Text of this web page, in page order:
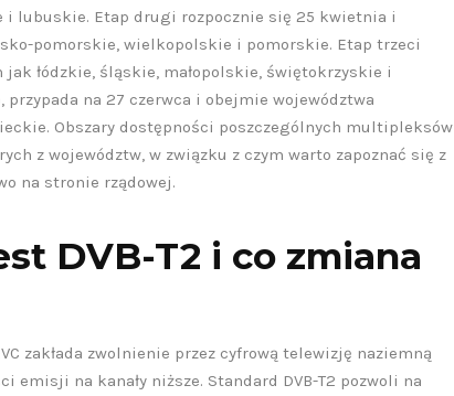
lubuskie. Etap drugi rozpocznie się 25 kwietnia i
pomorskie, wielkopolskie i pomorskie. Etap trzeci
łódzkie, śląskie, małopolskie, świętokrzyskie i
na 27 czerwca i obejmie województwa
Obszary dostępności poszczególnych multipleksów
z województw, w związku z czym warto zapoznać się z
na stronie rządowej.
DVB-T2 i co zmiana
zakłada zwolnienie przez cyfrową telewizję naziemną
emisji na kanały niższe. Standard DVB-T2 pozwoli na